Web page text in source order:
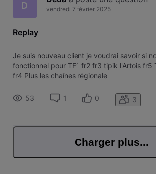
D vendredi 7 février 2025
Replay
Je suis nouveau client je voudrai savoir si
fonctionnel pour TF1 fr2 fr3 tipik l'Artois fr5
fr4 Plus les chaînes régionale
53 1 0 3
Charger plus...